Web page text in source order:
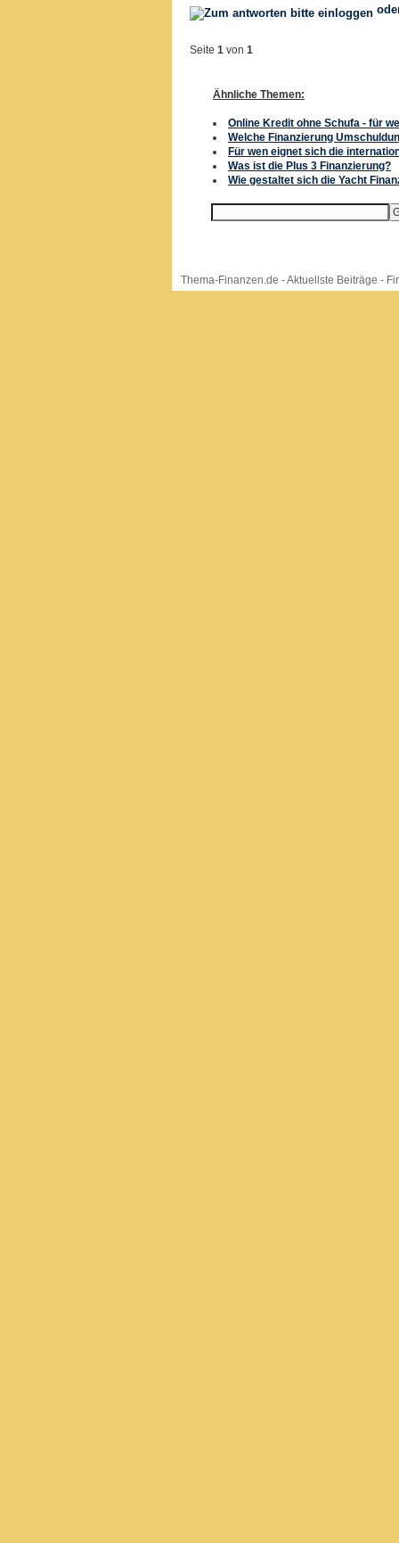
Seite 1 von 1
Ähnliche Themen:
Online Kredit ohne Schufa - für
Welche Finanzierung
Für wen eignet sich die
Was ist die Plus 3 Finanzierung?
Wie gestaltet sich die Yacht
Thema-Finanzen.de -Aktuellste Beiträge -